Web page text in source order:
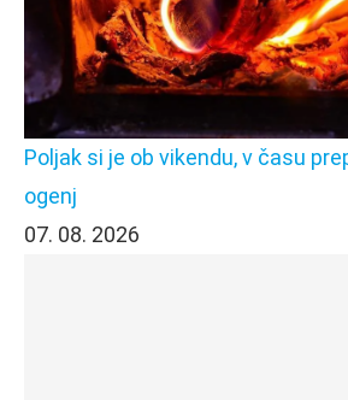
Poljak si je ob vikendu, v času
ogenj
07. 08. 2026